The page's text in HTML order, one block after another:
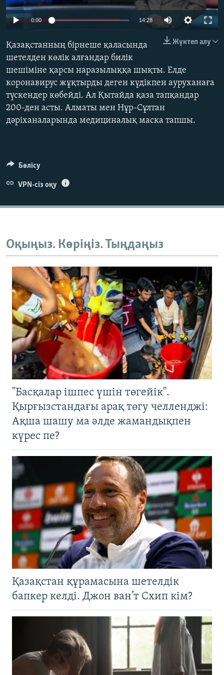
ЖАЗЫЛЫҢЫЗ
Басқа тілдерде
Auto 270p 360p 404p
1080p
0:00 14:28
404p
1080p
Жүктеп алу
Қазақстанның бірнеше қаласында
шетелден көлік алғандар билік
шешіміне қарсы наразылыққа шықты. Елде
коронавирус жұқтырды деген күдікпен ауруханаға
түскендер көбейді. Ал Қытайда қаза тапқандар
200-ден асты. Алматы мен Нұр-Сұлтан
дәріханаларында медициналық маска тапшы.
Бөлісу
VPN-сіз оқу
Оқыңыз. Көріңіз. Тыңдаңыз
"Басқалар ішпес үшін төгейік".
Қырғызстандағы арақ төгу челленджі:
Ақша шашу ма әлде жамандықпен
күрес пе?
Қазақстан құрамасына шетелдік
бапкер келді. Джон ван’т Схип кім?